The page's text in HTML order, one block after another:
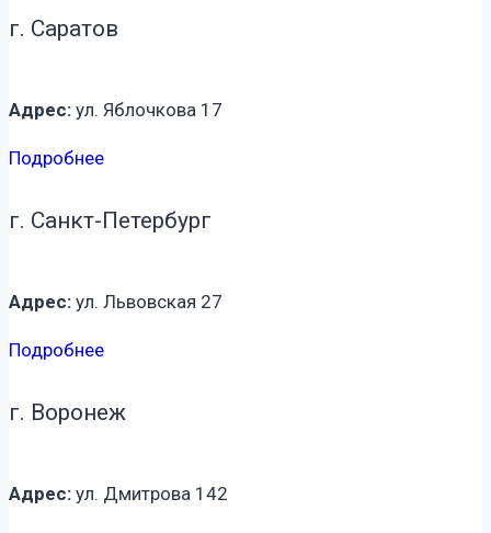
г. Саратов
Адрес: ул. Яблочкова 17
Подробнее
г. Санкт-Петербург
Адрес: ул. Львовская 27
Подробнее
г. Воронеж
Адрес: ул. Дмитрова 142